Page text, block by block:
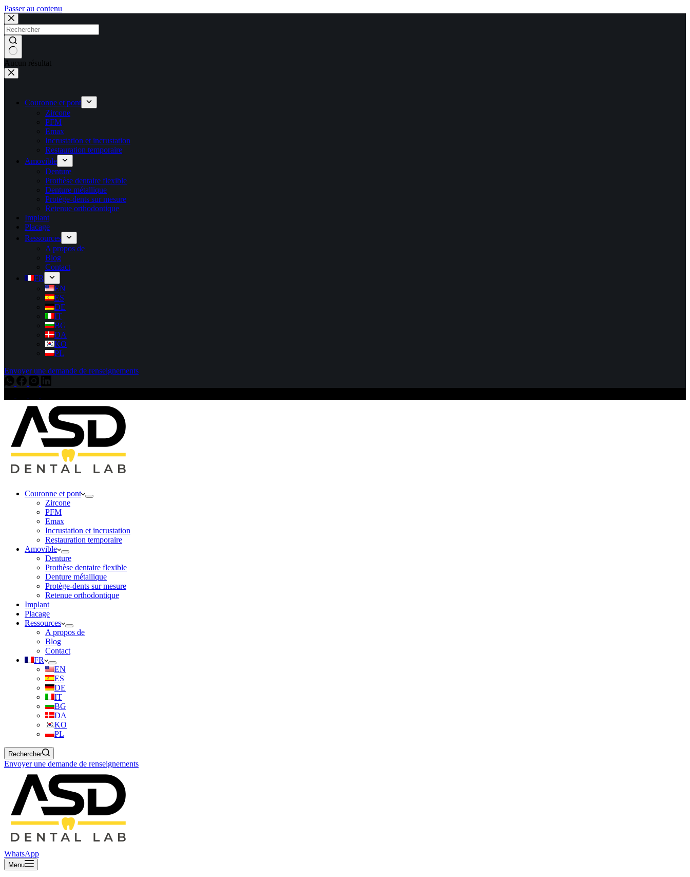
Passer au contenu
Aucun résultat
Couronne et pont
Zircone
PFM
Emax
Incrustation et incrustation
Restauration temporaire
Amovible
Denture
Prothèse dentaire flexible
Denture métallique
Protège-dents sur mesure
Retenue orthodontique
Implant
Placage
Ressources
A propos de
Blog
Contact
FR
EN
ES
DE
IT
BG
DA
KO
PL
Envoyer une demande de renseignements
Couronne et pont
Zircone
PFM
Emax
Incrustation et incrustation
Restauration temporaire
Amovible
Denture
Prothèse dentaire flexible
Denture métallique
Protège-dents sur mesure
Retenue orthodontique
Implant
Placage
Ressources
A propos de
Blog
Contact
FR
EN
ES
DE
IT
BG
DA
KO
PL
Rechercher
Envoyer une demande de renseignements
WhatsApp
Menu